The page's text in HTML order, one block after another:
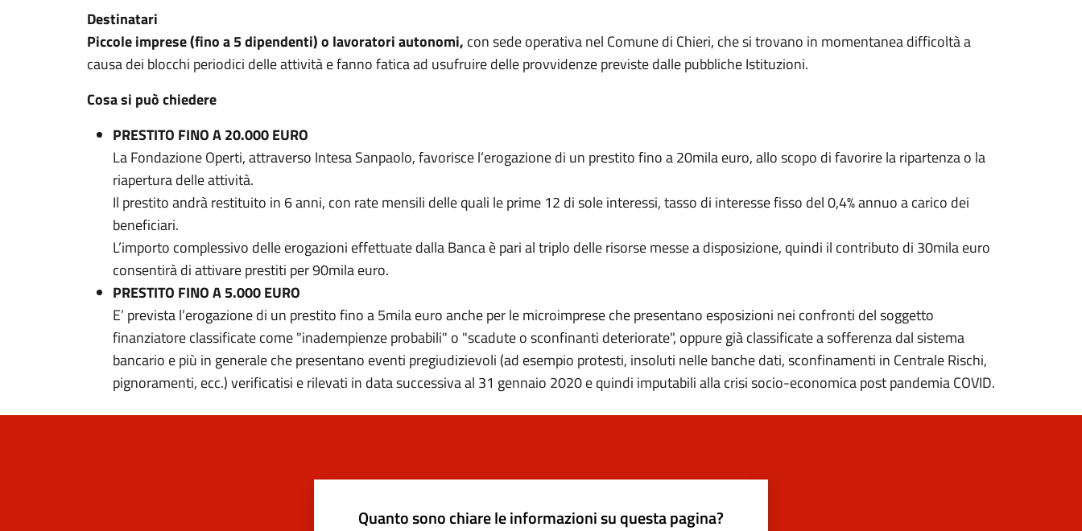
Destinatari
Piccole imprese (fino a 5 dipendenti) o lavoratori autonomi, con sede operativa nel Comune di Chieri, che si trovano in momentanea difficoltà a
causa dei blocchi periodici delle attività e fanno fatica ad usufruire delle provvidenze previste dalle pubbliche Istituzioni.
Cosa si può chiedere
PRESTITO FINO A 20.000 EURO
La Fondazione Operti, attraverso Intesa Sanpaolo, favorisce l’erogazione di un prestito fino a 20mila euro, allo scopo di favorire la ripartenza o la
riapertura delle attività.
Il prestito andrà restituito in 6 anni, con rate mensili delle quali le prime 12 di sole interessi, tasso di interesse fisso del 0,4% annuo a carico dei
beneficiari.
L’importo complessivo delle erogazioni effettuate dalla Banca è pari al triplo delle risorse messe a disposizione, quindi il contributo di 30mila euro
consentirà di attivare prestiti per 90mila euro.
PRESTITO FINO A 5.000 EURO
E’ prevista l’erogazione di un prestito fino a 5mila euro anche per le microimprese che presentano esposizioni nei confronti del soggetto
finanziatore classificate come "inadempienze probabili" o "scadute o sconfinanti deteriorate", oppure già classificate a sofferenza dal sistema
bancario e più in generale che presentano eventi pregiudizievoli (ad esempio protesti, insoluti nelle banche dati, sconfinamenti in Centrale Rischi,
pignoramenti, ecc.) verificatisi e rilevati in data successiva al 31 gennaio 2020 e quindi imputabili alla crisi socio-economica post pandemia COVID.
Quanto sono chiare le informazioni su questa pagina?